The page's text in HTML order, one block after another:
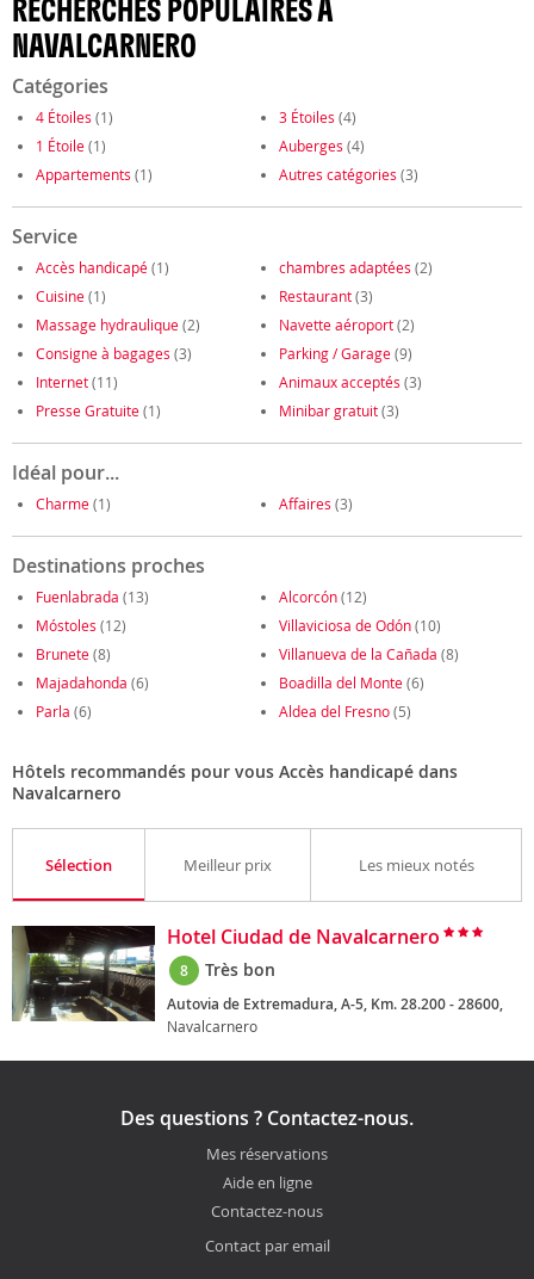
RECHERCHES POPULAIRES À
NAVALCARNERO
Catégories
4 Étoiles (1) 3 Étoiles (4)
1 Étoile(1) Auberges (4)
Appartements (1) Autres catégories (3)
Service
Accès handicapé(1) chambres adaptées (2)
Cuisine(1) Restaurant(3)
Massage hydraulique(2) Navette aéroport(2)
Consigne à bagages (3) Parking / Garage(9)
Internet(11) Animaux acceptés (3)
Presse Gratuite(1) Minibar gratuit(3)
Idéal pour...
Charme(1) Affaires (3)
Destinations proches
Fuenlabrada (13) Alcorcón(12)
Móstoles (12) Villaviciosa de Odón(10)
Brunete(8) Villanueva de la Cañada (8)
Majadahonda (6) Boadilla del Monte(6)
Parla (6) Aldea del Fresno(5)
Hôtels recommandés pour vous Accès handicapé dans
Navalcarnero
Sélection Meilleur prix Les mieux notés
Hotel Ciudad de Navalcarnero
8 Très bon
Autovia de Extremadura, A-5, Km. 28.200 - 28600,
Navalcarnero
Des questions ? Contactez-nous.
Mes réservations
Aide en ligne
Contactez-nous
Contact par email